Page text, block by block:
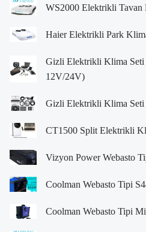
WS2000 Elektrikli Tavan
Haier Elektrikli Park
Gizli Elektrikli Klima Seti
12V/24V)
Gizli Elektrikli Klima
CT1500 Split Elektrikli
Vizyon Power Webasto
Coolman Webasto Tipi
Coolman Webasto Tipi